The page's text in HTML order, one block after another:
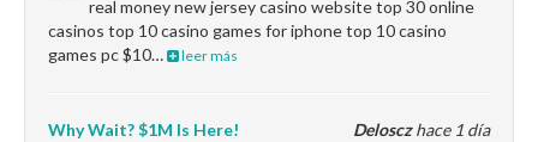
real money new jersey casino website top 30 online
casinos top 10 casino games for iphone top 10 casino
games pc $10…
leer más
Delosczhace 1 día
Why Wait? $1M Is Here!